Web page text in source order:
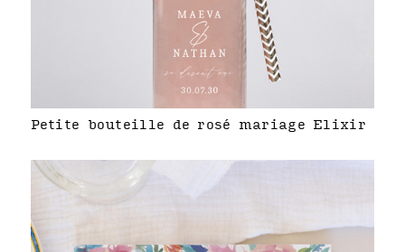
Petite bouteille de rosé mariage Elixir